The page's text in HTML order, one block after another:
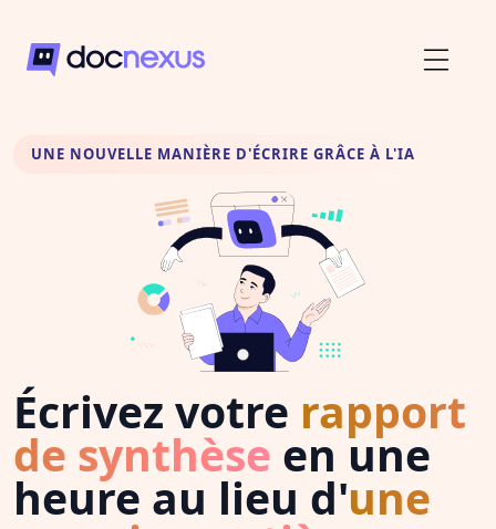
UNE NOUVELLE MANIÈRE D'ÉCRIRE GRÂCE À L'IA
Écrivez votre rapport
de synthèse en une
heure au lieu d'une